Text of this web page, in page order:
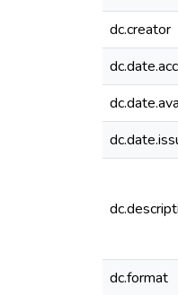
dc.creator
dc.format